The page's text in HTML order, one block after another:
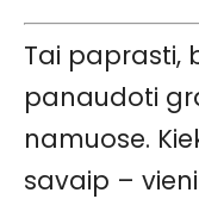
Tai paprasti,
panaudoti
namuose.
savaip –